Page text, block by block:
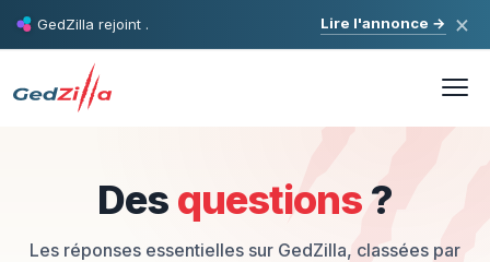
GedZilla rejoint . Lire l'annonce → ×
Des questions ?
Les réponses essentielles sur GedZilla, classées par